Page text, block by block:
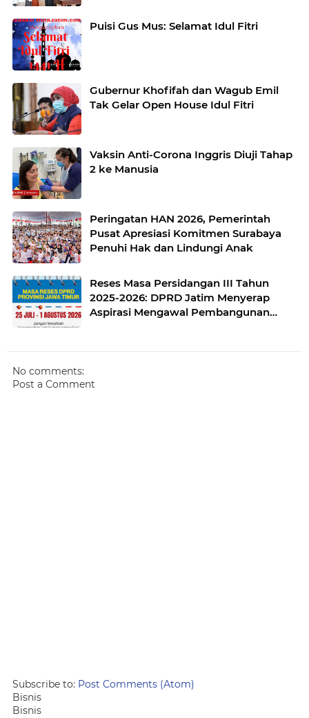
Puisi Gus Mus: Selamat Idul Fitri
Gubernur Khofifah dan Wagub Emil
Tak Gelar Open House Idul Fitri
Vaksin Anti-Corona Inggris Diuji Tahap
2 ke Manusia
Peringatan HAN 2026, Pemerintah
Pusat Apresiasi Komitmen Surabaya
Penuhi Hak dan Lindungi Anak
Reses Masa Persidangan III Tahun
2025-2026: DPRD Jatim Menyerap
Aspirasi Mengawal Pembangunan
No comments:
Post a Comment
Subscribe to: Post Comments (Atom)
Bisnis
Bisnis